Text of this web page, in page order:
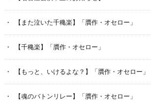
【また泣いた千穐楽】「贋作・オセロー」
【千穐楽】「贋作・オセロー」
【もっと、いけるよな？】「贋作・オセロー」
【魂のバトンリレー】「贋作・オセロー」